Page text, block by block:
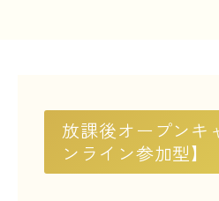
放課後オープンキ
ンライン参加型】